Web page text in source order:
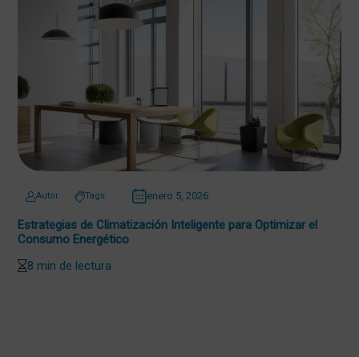
Autor Tags enero 5, 2026
Estrategias de Climatización Inteligente para Optimizar el
Consumo Energético
8 min de lectura